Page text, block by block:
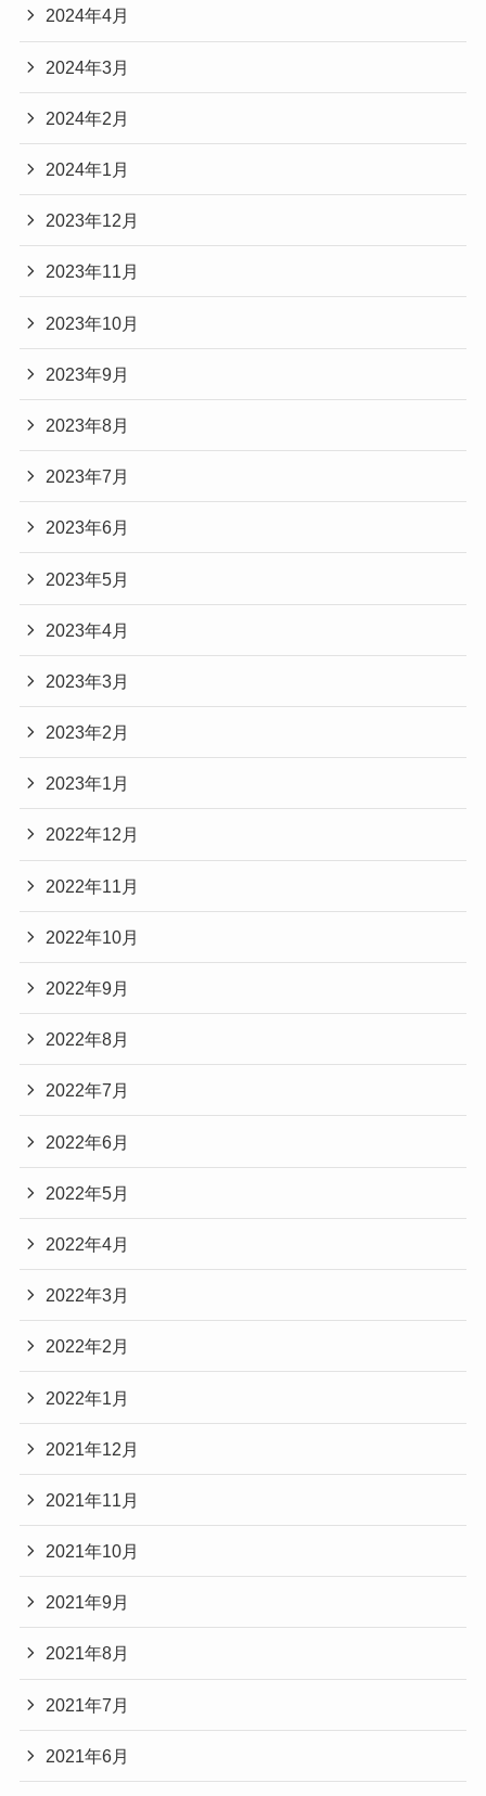
2024年4月
2024年3月
2024年2月
2024年1月
2023年12月
2023年11月
2023年10月
2023年9月
2023年8月
2023年7月
2023年6月
2023年5月
2023年4月
2023年3月
2023年2月
2023年1月
2022年12月
2022年11月
2022年10月
2022年9月
2022年8月
2022年7月
2022年6月
2022年5月
2022年4月
2022年3月
2022年2月
2022年1月
2021年12月
2021年11月
2021年10月
2021年9月
2021年8月
2021年7月
2021年6月